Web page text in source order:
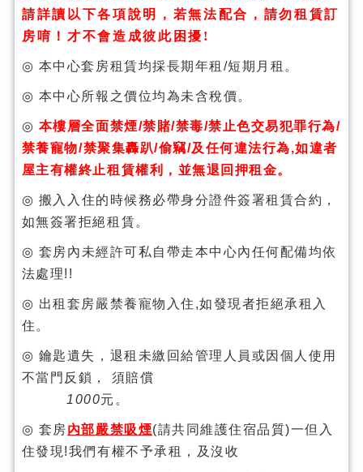
請詳讀以下各項說明，若無法配合，請勿租賃訂
房唷！才不會造成彼此困擾 !
◎ 本中心套房租賃均採長期年租/短期月租。
◎ 本中心所報之價位均為未含稅價。
◎ 本樓層全面禁煙/禁賭/禁毒/禁止色交易犯罪行為/
禁養寵物/禁聚集轟趴/偷竊/及任何違法行為,如違者
屋主有權終止租賃權利，並無退回押租金。
◎ 搬入 入住的時候務必帶身分證件簽署租賃合約，
如無簽署拒絕租賃。
◎ 套房內 未經許可私自帶走本中心內任何配備均依
法處理!!
◎ 出租套房嚴禁養寵物入住 ,如發現者拒絕承租入
住。
◎ 鑰匙遺失，退租未繳回給管理人員或因個人使用
不當門反鎖， 須賠償
1000元。
◎ 套房內部嚴禁吸煙(請共同維護住宿品質)一但入
住發現 !我們有權不予承租，及沒收